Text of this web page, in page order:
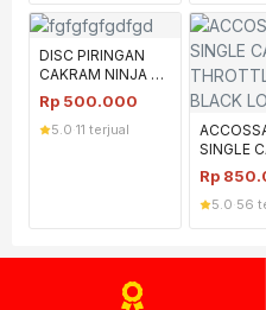
DISC PIRINGAN
CAKRAM NINJA R
SS JL
PERFORMANCE
Rp 500.000
5.0 11 terjual
SINGLE
BLACK
Rp
5.0 56